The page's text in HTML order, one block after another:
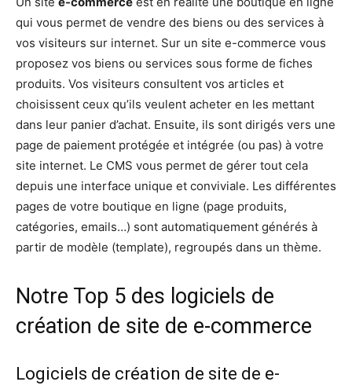
qui vous permet de vendre des biens ou des services à
vos visiteurs sur internet. Sur un site e-commerce vous
proposez vos biens ou services sous forme de fiches
produits. Vos visiteurs consultent vos articles et
choisissent ceux qu’ils veulent acheter en les mettant
dans leur panier d’achat. Ensuite, ils sont dirigés vers une
page de paiement protégée et intégrée (ou pas) à votre
site internet. Le CMS vous permet de gérer tout cela
depuis une interface unique et conviviale. Les différentes
pages de votre boutique en ligne (page produits,
catégories, emails…) sont automatiquement générés à
partir de modèle (template), regroupés dans un thème.
Notre Top 5 des logiciels de
création de site de e-commerce
Logiciels de création de site de e-